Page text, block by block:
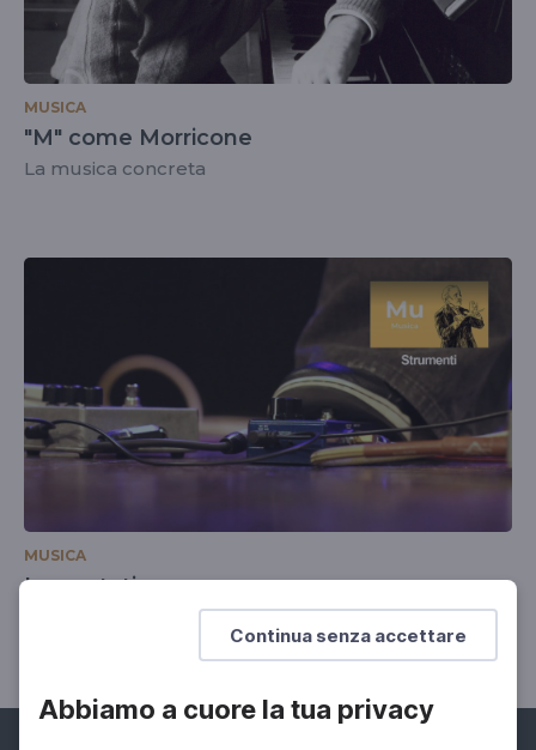
Continua senza accettare
Abbiamo a cuore la tua privacy
MUSICA
"M" come Morricone
La musica concreta
MUSICA
Loop station
L'orchestra in una scatola